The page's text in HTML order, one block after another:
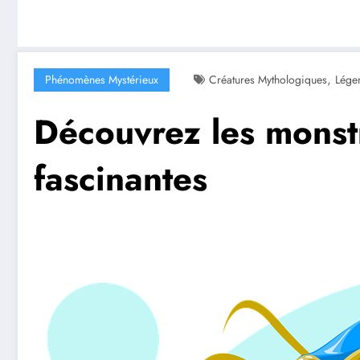
Phénomènes Mystérieux Créatures Mythologiques,
Découvrez les
fascinantes